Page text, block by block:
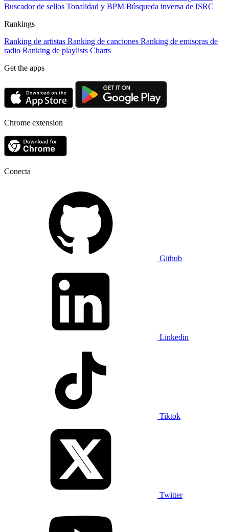
Buscador de sellos Tonalidad y BPM Búsqueda inversa de ISRC
Rankings
Ranking de artistas Ranking de canciones Ranking de emisoras de
radio Ranking de playlists Charts
Get the apps
Chrome extension
Conecta
Github
Linkedin
Tiktok
Twitter